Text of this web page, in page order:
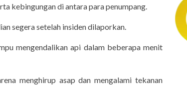
kebingungan di antara para penumpang.
segera setelah insiden dilaporkan.
mengendalikan api dalam beberapa menit
menghirup asap dan mengalami tekanan